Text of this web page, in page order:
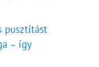
pusztítást
– így